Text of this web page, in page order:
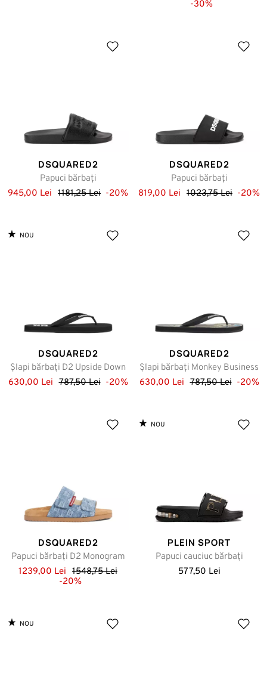
-30%
DSQUARED2
Papuci bărbați
945,00 Lei 1181,25 Lei -20%
DSQUARED2
Papuci bărbați
819,00 Lei 1023,75 Lei -20%
NOU
DSQUARED2
Șlapi bărbați D2 Upside Down
630,00 Lei 787,50 Lei -20%
DSQUARED2
Șlapi bărbați Monkey Business
630,00 Lei 787,50 Lei -20%
DSQUARED2
Papuci bărbați D2 Monogram
1239,00 Lei 1548,75 Lei
-20%
NOU
PLEIN SPORT
Papuci cauciuc bărbaţi
577,50 Lei
NOU